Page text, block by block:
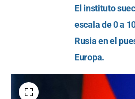
El instituto
escala de 0 a
Rusia en el
Europa.